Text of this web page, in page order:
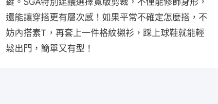
還能讓穿搭更有層次感！如果平常不確定怎麼搭，不
妨內搭素T，再套上一件格紋襯衫，踩上球鞋就能輕
鬆出門，簡單又有型！